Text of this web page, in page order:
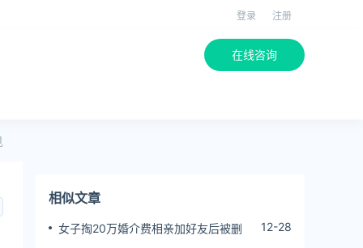
登录 注册
在线咨询
相似文章
女子掏20万婚介费相亲加好友后被删 12-28